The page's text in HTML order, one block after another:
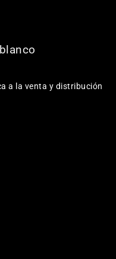
a la venta y distribución